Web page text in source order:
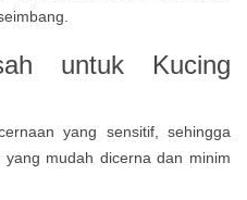
untuk Kucing
yang sensitif, sehingga
mudah dicerna dan minim